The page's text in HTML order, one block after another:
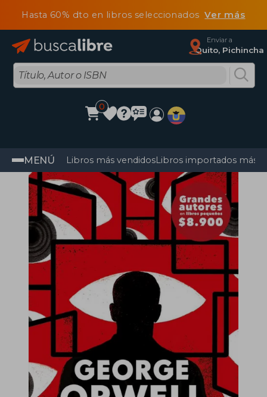
Hasta 60% dto en libros seleccionadosVer más
Enviar a
Quito, Pichincha
0
MENÚ Libros más vendidosLibros importados más